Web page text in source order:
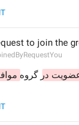
to join the
در گروه